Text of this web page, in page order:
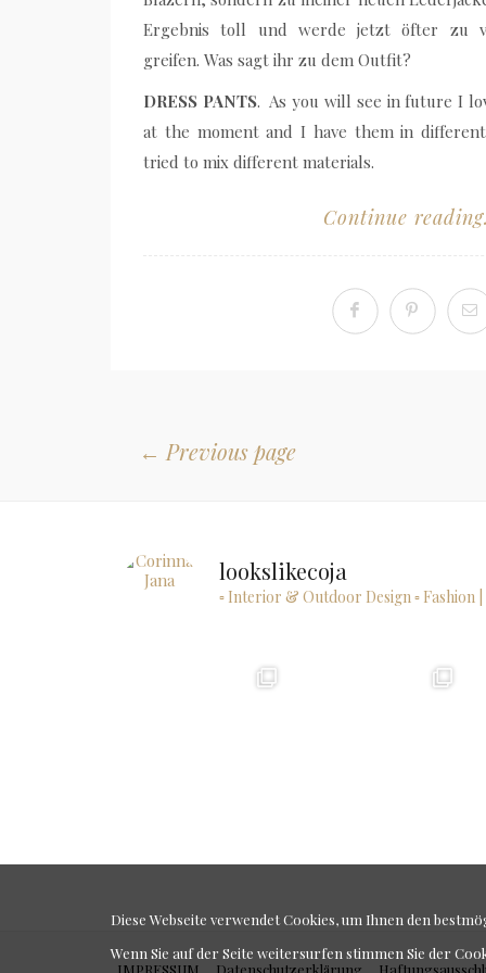
Ergebnis toll und werde jetzt öfter zu
greifen. Was sagt ihr zu dem Outfit?
DRESS PANTS. As you will see in future I
at the moment and I have them in
tried to mix different materials.
Continue
← Previous page
lookslikecoja
▫ Interior & Outdoor Design▫ Fashion
IMPRESSUM Datenschutzerklärung
Diese Webseite verwendet Cookies, um Ihnen den
Wenn Sie auf der Seite weitersurfen stimmen Sie der